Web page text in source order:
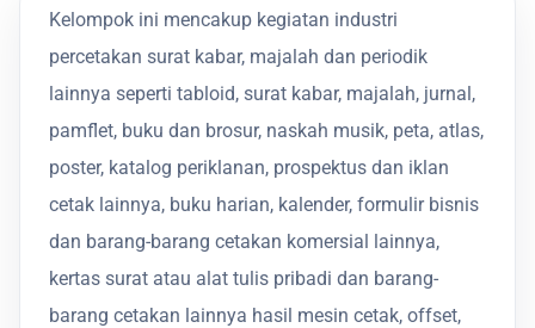
Kelompok ini mencakup kegiatan industri
percetakan surat kabar, majalah dan periodik
lainnya seperti tabloid, surat kabar, majalah, jurnal,
pamflet, buku dan brosur, naskah musik, peta, atlas,
poster, katalog periklanan, prospektus dan iklan
cetak lainnya, buku harian, kalender, formulir bisnis
dan barang-barang cetakan komersial lainnya,
kertas surat atau alat tulis pribadi dan barang-
barang cetakan lainnya hasil mesin cetak, offset,